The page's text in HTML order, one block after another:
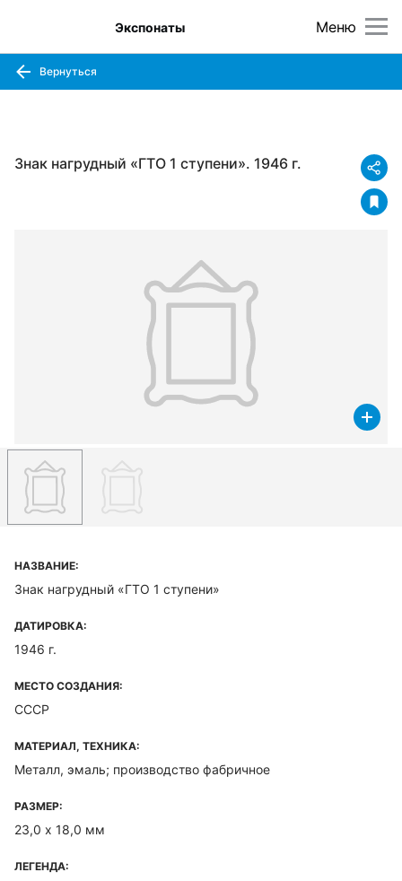
Меню
Экспонаты
Вернуться
Знак нагрудный «ГТО 1 ступени». 1946 г.
НАЗВАНИЕ:
Знак нагрудный «ГТО 1 ступени»
ДАТИРОВКА:
1946 г.
МЕСТО СОЗДАНИЯ:
СССР
МАТЕРИАЛ, ТЕХНИКА:
Металл, эмаль; производство фабричное
РАЗМЕР:
23,0 х 18,0 мм
ЛЕГЕНДА: